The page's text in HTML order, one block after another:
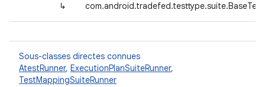
↳
Sous-classes directes connues
AtestRunner, ExecutionPlanSuiteRunner,
TestMappingSuiteRunner